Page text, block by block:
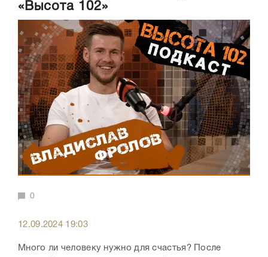
«Высота 102»
0
12.09.2024 19:03
Много ли человеку нужно для счастья? После